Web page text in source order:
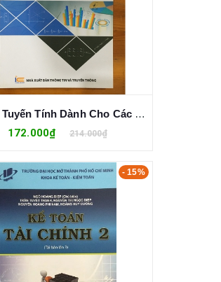
Đại Số Tuyến Tính Dành Cho Các Khối Ngành Kinh Tế (Tái Bản Lần 3) - Trần Trung Kiệt
172.000₫ 214.000₫
- 15%